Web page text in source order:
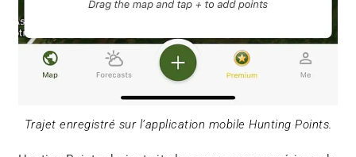
Trajet enregistré sur l’application mobile Hunting Points.